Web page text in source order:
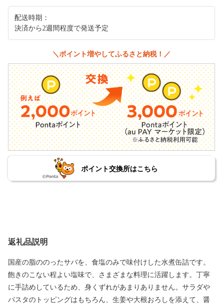
配送時期：
決済から2週間程度で発送予定
＼ポイント増やしてふるさと納税！／
ポイント交換所はこちら
返礼品説明
国産の脂ののったサバを、食塩のみで味付けした水煮缶詰です。
飽きのこない程よい塩味で、さまざまな料理に活躍します。丁寧
に手詰めしているため、身くずれがあまりありません。サラダや
パスタのトッピングはもちろん、生姜や大根おろしを添えて、醤